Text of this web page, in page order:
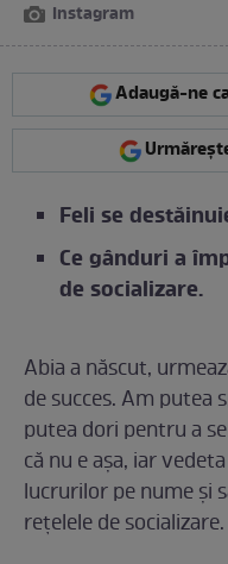
Instagram
Adaugă-ne
Feli se
Ce gânduri a
de socializare.
Abia a născut,
de succes. Am putea
putea dori pentru a
că nu e așa, iar
lucrurilor pe nume și
rețelele de socializare.